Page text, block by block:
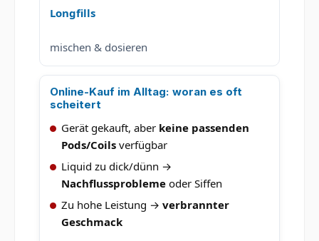
Longfills
mischen & dosieren
Online-Kauf im Alltag: woran es oft
scheitert
Gerät gekauft, aber keine passenden
Pods/Coils verfügbar
Liquid zu dick/dünn →
Nachflussprobleme oder Siffen
Zu hohe Leistung → verbrannter
Geschmack